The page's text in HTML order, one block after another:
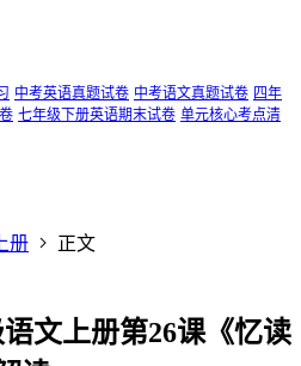
中考英语真题试卷 中考语文真题试卷 四年
七年级下册英语期末试卷 单元核心考点清
册
正文
文上册第26课《忆读